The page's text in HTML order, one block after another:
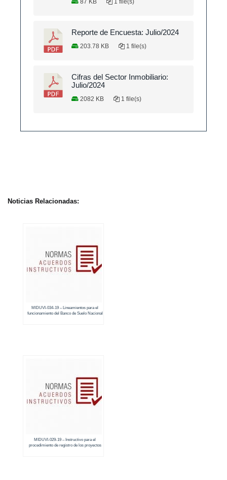
Reporte de Encuesta: Julio/2024
203.78 KB 1 file(s)
Cifras del Sector Inmobiliario:
Julio/2024
2082 KB 1 file(s)
Noticias Relacionadas:
MIDUVI-034-19 – Lineamientos para el
funcionamiento del Banco de Suelo Nacional
MIDUVI-029-19 – Instructivo para el
procedimiento de registro de los proyectos